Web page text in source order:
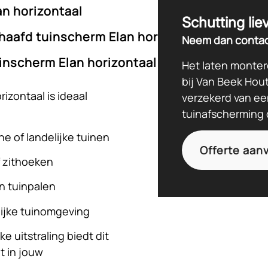
horizontaal
tuinscherm? Het
biedt een
Dankzij de
is dit scherm
in jouw
latten van 1,3
1,6 x 9,5 cm. Aan
1 cm
met een
tuinscherm Elan horizontaal van Van
vuren
Onze
maten en stijlen
tuinafscheiding
Elan horizontaal eenvoudig online
het vuren
Van Beek
is ideaal
of landelijke tuinen
zithoeken
tuinpalen
tuinomgeving
uitstraling biedt dit
in jouw
Schutting
Neem dan
Het laten
bij Van Beek
verzekerd van
tuinafscherming
Offerte